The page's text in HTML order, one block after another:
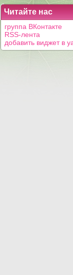
Читайте нас
группа ВКонтакте
RSS-лента
добавить виджет в